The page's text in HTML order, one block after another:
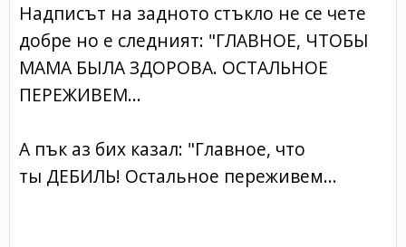
Надписът на задното стъкло не се чете
добре но е следният: "ГЛАВНОЕ, ЧТОБЫ
МАМА БЫЛА ЗДОРОВА. ОСТАЛЬНОЕ
ПЕРЕЖИВЕМ...
А пък аз бих казал: "Главное, что
ты ДЕБИЛЬ! Остальное переживем...